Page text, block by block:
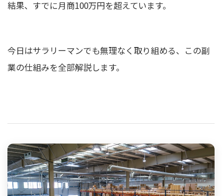
結果、すでに月商100万円を超えています。
今日はサラリーマンでも無理なく取り組める、この副
業の仕組みを全部解説します。